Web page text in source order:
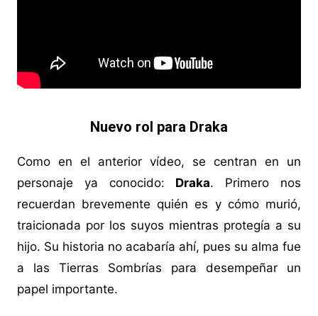
Nuevo rol para Draka
Como en el anterior vídeo, se centran en un
personaje ya conocido: Draka. Primero nos
recuerdan brevemente quién es y cómo murió,
traicionada por los suyos mientras protegía a su
hijo. Su historia no acabaría ahí, pues su alma fue
a las Tierras Sombrías para desempeñar un
papel importante.